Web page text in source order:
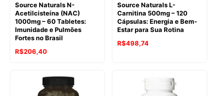
Source Naturals N-
Acetilcisteína (NAC)
1000mg – 60 Tabletes:
Imunidade e Pulmões
Fortes no Brasil
R$206,40
Source Naturals L-
Carnitina 500mg – 120
Cápsulas: Energia e Bem-
Estar para Sua Rotina
R$498,74